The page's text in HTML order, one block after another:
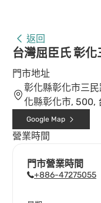
返回
台灣屈臣氏 彰化
門市地址
彰化縣彰化市三
化縣彰化市, 500,
Google Map
營業時間
門市營業時間
+886-47275055